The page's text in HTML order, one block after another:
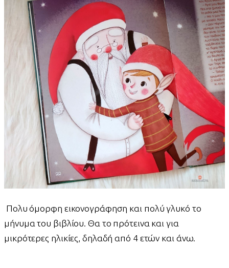
Πολυ όμορφη εικονογράφηση και πολύ γλυκό το
μήνυμα του βιβλίου. Θα το πρότεινα και για
μικρότερες ηλικίες, δηλαδή από 4 ετών και άνω.